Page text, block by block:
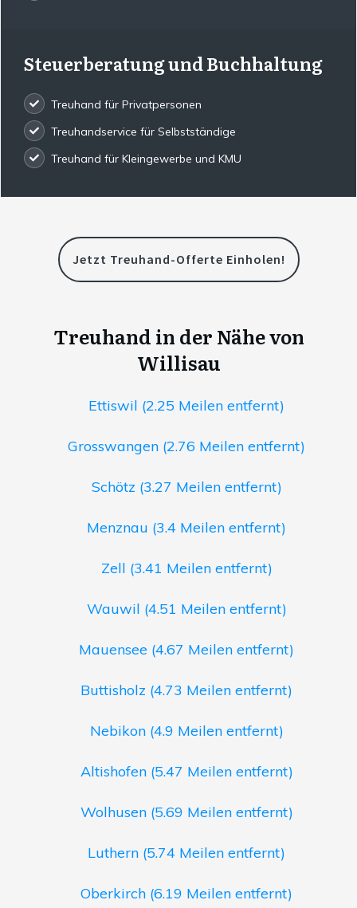
Steuerberatung und Buchhaltung
Treuhand für Privatpersonen
Treuhandservice für Selbstständige
Treuhand für Kleingewerbe und KMU
Jetzt Treuhand-Offerte Einholen!
Treuhand in der Nähe von
Willisau
Ettiswil (2.25 Meilen entfernt)
Grosswangen (2.76 Meilen entfernt)
Schötz (3.27 Meilen entfernt)
Menznau (3.4 Meilen entfernt)
Zell (3.41 Meilen entfernt)
Wauwil (4.51 Meilen entfernt)
Mauensee (4.67 Meilen entfernt)
Buttisholz (4.73 Meilen entfernt)
Nebikon (4.9 Meilen entfernt)
Altishofen (5.47 Meilen entfernt)
Wolhusen (5.69 Meilen entfernt)
Luthern (5.74 Meilen entfernt)
Oberkirch (6.19 Meilen entfernt)